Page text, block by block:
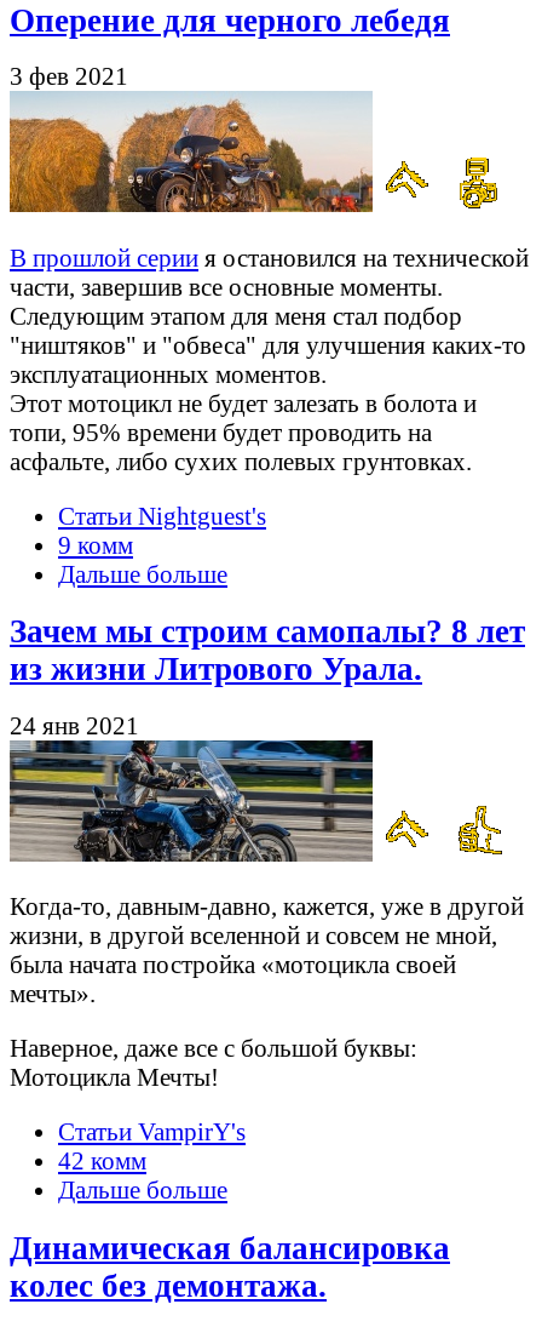
Оперение для черного лебедя
3 фев 2021
В прошлой серии я остановился на технической
части, завершив все основные моменты.
Следующим этапом для меня стал подбор
"ништяков" и "обвеса" для улучшения каких-то
эксплуатационных моментов.
Этот мотоцикл не будет залезать в болота и
топи, 95% времени будет проводить на
асфальте, либо сухих полевых грунтовках.
Статьи Nightguest's
9 комм
Дальше больше
Зачем мы строим самопалы? 8 лет
из жизни Литрового Урала.
24 янв 2021
Когда-то, давным-давно, кажется, уже в другой
жизни, в другой вселенной и совсем не мной,
была начата постройка «мотоцикла своей
мечты».
Наверное, даже все с большой буквы:
Мотоцикла Мечты!
Статьи VampirY's
42 комм
Дальше больше
Динамическая балансировка
колес без демонтажа.